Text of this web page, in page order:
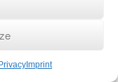
Imprint